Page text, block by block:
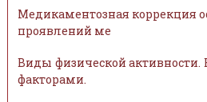
Медикаментозная коррекция
проявлений ме
Виды физической активности.
факторами.